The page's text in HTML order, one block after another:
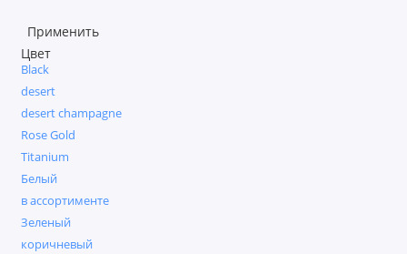
Применить
Цвет
Black
desert
desert champagne
Rose Gold
Titanium
Белый
в ассортименте
Зеленый
коричневый
Защитные стекла
Ремешки для Apple Watch
Чехлы для AirPods
Чехлы для iPad
Чехлы для iPhone